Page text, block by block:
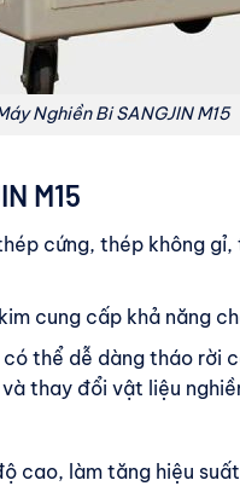
Nghiền Bi SANGJIN M15
M15
cứng, thép không gỉ,
cung cấp khả năng
thể dễ dàng tháo rời
thay đổi vật liệu
cao, làm tăng hiệu